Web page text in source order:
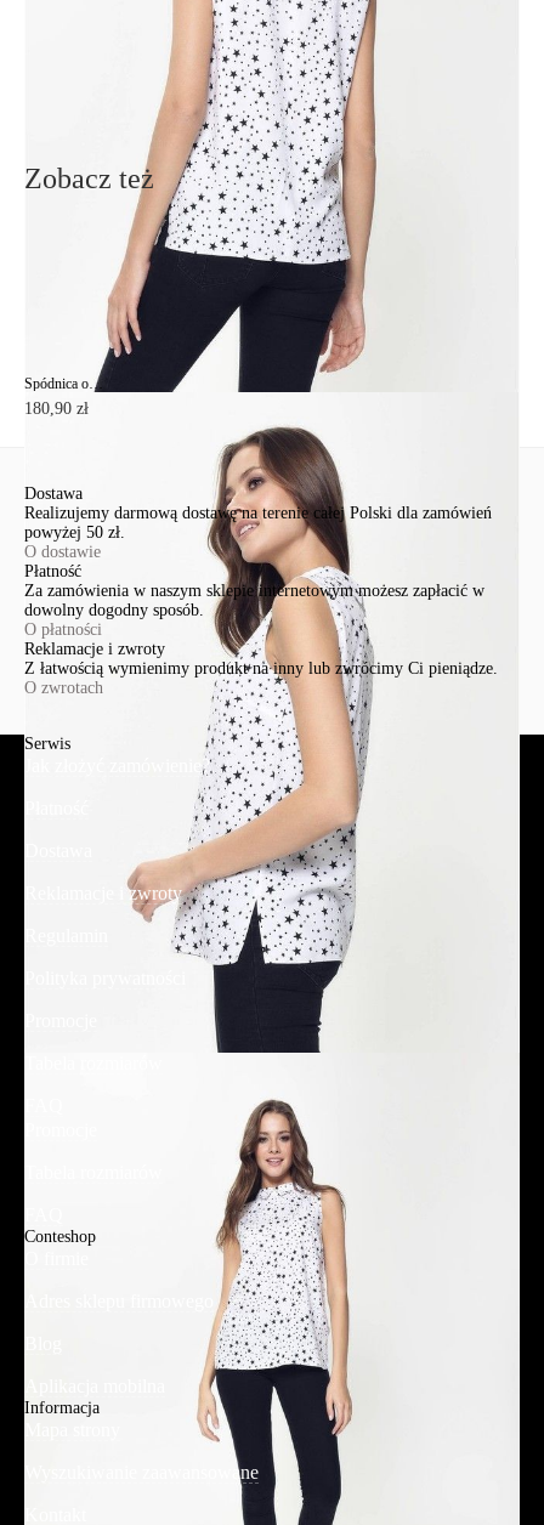
Zobacz też
Spódnica o linii A z metalicznym dekorem MALIBY
180,90 zł
Dostawa
Realizujemy darmową dostawę na terenie całej Polski dla zamówień
powyżej 50 zł.
O dostawie
Płatność
Za zamówienia w naszym sklepie internetowym możesz zapłacić w
dowolny dogodny sposób.
O płatności
Reklamacje i zwroty
Z łatwością wymienimy produkt na inny lub zwrócimy Ci pieniądze.
O zwrotach
Serwis
Jak złożyć zamówienie?
Reklamacje i zwroty
Conteshop
Informacja
Wyszukiwanie zaawansowane